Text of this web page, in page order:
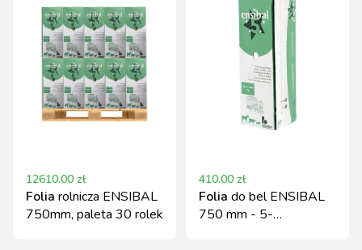
12610.00 zł
Folia rolnicza ENSIBAL
750mm, paleta 30 rolek
410.00 zł
Folia do bel ENSIBAL
750 mm - 5-